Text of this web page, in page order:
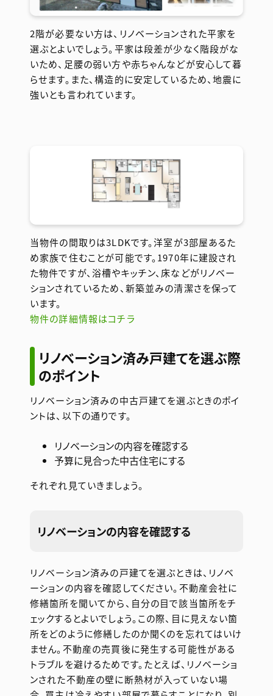
2階が必要ない方は、リノベーションされた平家を
選ぶとよいでしょう。平家は段差が少なく階段がな
いため、足腰の弱い方や赤ちゃんなどが安心して暮
らせます。また、構造的に安定しているため、地震に
強いとも言われています。
当物件の間取りは3LDKです。洋室が3部屋あるた
め家族で住むことが可能です。1970年に建設され
た物件ですが、浴槽やキッチン、床などがリノベー
ションされているため、新築並みの清潔さを保って
います。
物件の詳細情報はコチラ
リノベーション済み戸建てを選ぶ際
のポイント
リノベーション済みの中古戸建てを選ぶときのポイ
ントは、以下の通りです。
リノベーションの内容を確認する
予算に見合った中古住宅にする
それぞれ見ていきましょう。
リノベーションの内容を確認する
リノベーション済みの戸建てを選ぶときは、リノベ
ーションの内容を確認してください。不動産会社に
修繕箇所を聞いてから、自分の目で該当箇所をチ
ェックするとよいでしょう。この際、目に見えない箇
所をどのように修繕したのか聞くのを忘れてはいけ
ません。不動産の売買後に発生する可能性がある
トラブルを避けるためです。たとえば、リノベーショ
ンされた不動産の壁に断熱材が入っていない場